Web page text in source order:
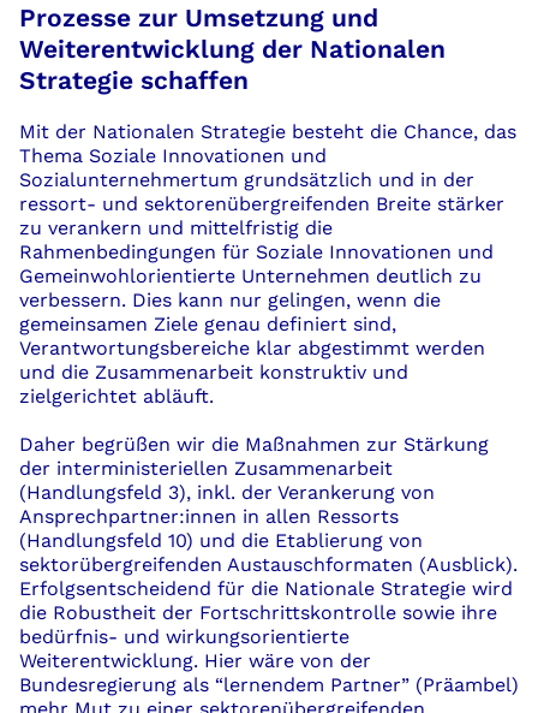
Prozesse zur Umsetzung und
Weiterentwicklung der Nationalen
Strategie schaffen
Mit der Nationalen Strategie besteht die Chance, das
Thema Soziale Innovationen und
Sozialunternehmertum grundsätzlich und in der
ressort- und sektorenübergreifenden Breite stärker
zu verankern und mittelfristig die
Rahmenbedingungen für Soziale Innovationen und
Gemeinwohlorientierte Unternehmen deutlich zu
verbessern. Dies kann nur gelingen, wenn die
gemeinsamen Ziele genau definiert sind,
Verantwortungsbereiche klar abgestimmt werden
und die Zusammenarbeit konstruktiv und
zielgerichtet abläuft.
Daher begrüßen wir die Maßnahmen zur Stärkung
der interministeriellen Zusammenarbeit
(Handlungsfeld 3), inkl. der Verankerung von
Ansprechpartner:innen in allen Ressorts
(Handlungsfeld 10) und die Etablierung von
sektorübergreifenden Austauschformaten (Ausblick).
Erfolgsentscheidend für die Nationale Strategie wird
die Robustheit der Fortschrittskontrolle sowie ihre
bedürfnis- und wirkungsorientierte
Weiterentwicklung. Hier wäre von der
Bundesregierung als “lernendem Partner” (Präambel)